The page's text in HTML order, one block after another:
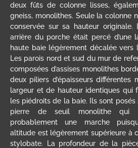
deux fûts de colonne lisses,
gneiss, monolithes. Seule la colonne
conservée sur sa hauteur originale.
arrière du porche était percé d’une
haute baie légèrement décalée vers
Les parois nord et sud du mur de
composées d’assises monolithes
deux piliers d’épaisseurs différentes
largeur et de hauteur identiques qui
les piédroits de la baie. Ils sont posés
pierre de seuil monolithe qui
probablement une marche
altitude est légèrement supérieure à
stylobate. La profondeur de la